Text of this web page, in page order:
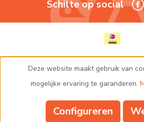
Schilte op social
Deze website maakt gebruik van
mogelijke ervaring te garanderen.
Configureren